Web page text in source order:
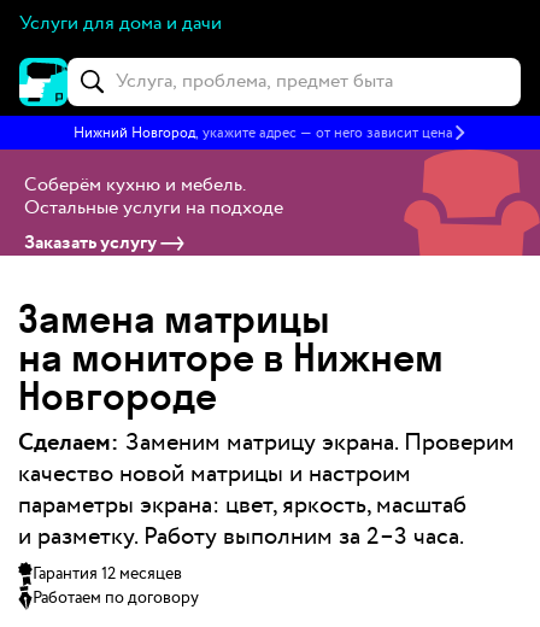
Услуги для дома и дачи
Нижний Новгород, укажите адрес — от него зависит цена
Соберём кухню и мебель.
Остальные услуги на подходе
Заказать услугу
Замена матрицы
на мониторе в Нижнем
Новгороде
Сделаем: Заменим матрицу экрана. Проверим
качество новой матрицы и настроим
параметры экрана: цвет, яркость, масштаб
и разметку. Работу выполним за 2–3 часа.
Гарантия 12 месяцев
Работаем по договору